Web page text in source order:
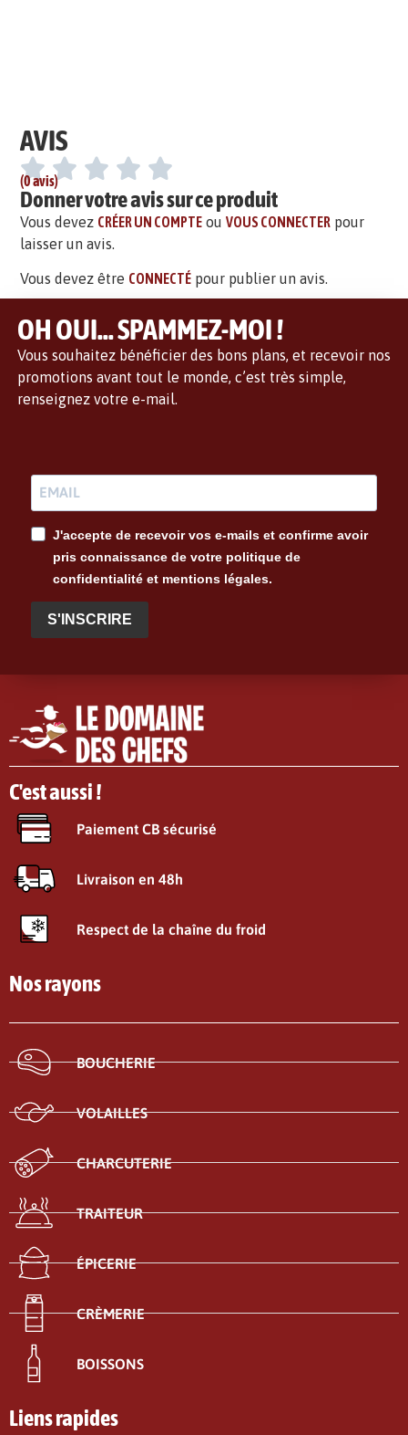
AVIS
(0 avis)
Donner votre avis sur ce produit
Vous devez CRÉER UN COMPTE ouVOUS CONNECTER pour
laisser un avis.
Vous devez être CONNECTÉ pour publier un avis.
OH OUI... SPAMMEZ-MOI !
Vous souhaitez bénéficier des bons plans, et recevoir nos
promotions avant tout le monde, c’est très simple,
renseignez votre e-mail.
J'accepte de recevoir vos e-mails et confirme avoir
pris connaissance de votre politique de
confidentialité et mentions légales.
S'INSCRIRE
C'est aussi !
Paiement CB sécurisé
Livraison en 48h
Respect de la chaîne du froid
Nos rayons
BOUCHERIE
VOLAILLES
CHARCUTERIE
TRAITEUR
ÉPICERIE
CRÈMERIE
BOISSONS
Liens rapides